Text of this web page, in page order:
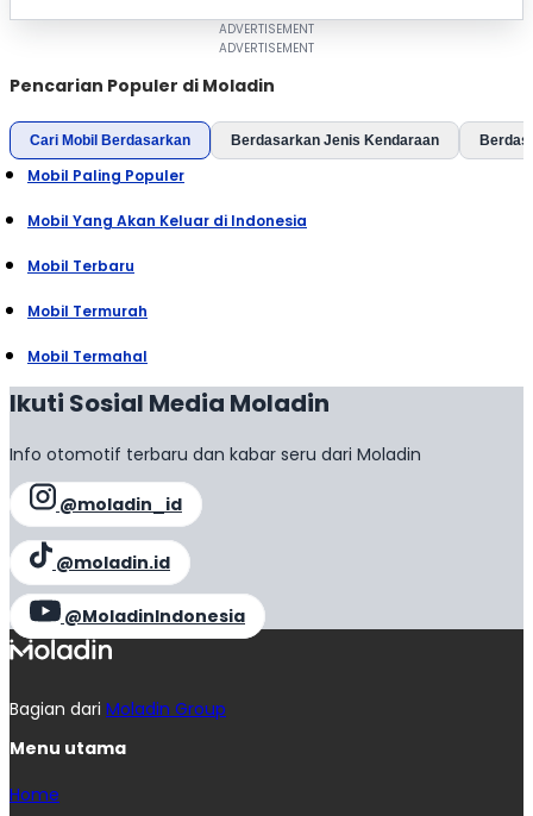
Pencarian Populer di Moladin
Cari Mobil Berdasarkan Berdasarkan Jenis Kendaraan
Mobil Paling Populer
Mobil Yang Akan Keluar di Indonesia
Mobil Terbaru
Mobil Termurah
Mobil Termahal
Ikuti Sosial Media Moladin
Info otomotif terbaru dan kabar seru dari Moladin
@moladin_id
@moladin.id
@MoladinIndonesia
Bagian dari Moladin Group
Menu utama
Home